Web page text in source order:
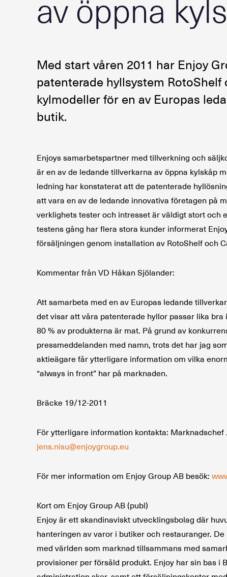
av öppna
Med start våren 2011 har Enjoy
patenterade hyllsystem
kylmodeller för en av Europas
butik.
Enjoys samarbetspartner med tillverkning och
är en av de ledande tillverkarna av öppna kylskåp
ledning har konstaterat att de patenterade
att vara en av de ledande innovativa företagen på
verklighets tester och intresset är väldigt stort och
testens gång har flera stora kunder informerat
försäljningen genom installation av RotoShelf och
Kommentar från VD Håkan Sjölander:
Att samarbeta med en av Europas ledande
det visar att våra patenterade hyllor passar lika
80 % av produkterna är mat. På grund av
pressmeddelanden med namn, trots det har jag
aktieägare får ytterligare information om vilka
“always in front” har på marknaden.
Bräcke 19/12-2011
För ytterligare information kontakta: Marknadschef
jens.nisu@enjoygroup.eu
För mer information om Enjoy Group AB besök:
Kort om Enjoy Group AB (publ)
Enjoy är ett skandinaviskt utvecklingsbolag där
hanteringen av varor i butiker och restauranger.
med världen som marknad tillsammans med
provisioner per försåld produkt. Enjoy har sin bas i